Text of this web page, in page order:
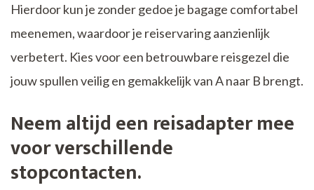
Hierdoor kun je zonder gedoe je bagage comfortabel
meenemen, waardoor je reiservaring aanzienlijk
verbetert. Kies voor een betrouwbare reisgezel die
jouw spullen veilig en gemakkelijk van A naar B brengt.
Neem altijd een reisadapter mee
voor verschillende
stopcontacten.